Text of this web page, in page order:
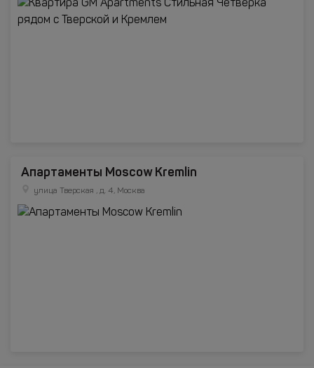
Апартаменты Moscow Kremlin
улица Тверская , д. 4, Москва